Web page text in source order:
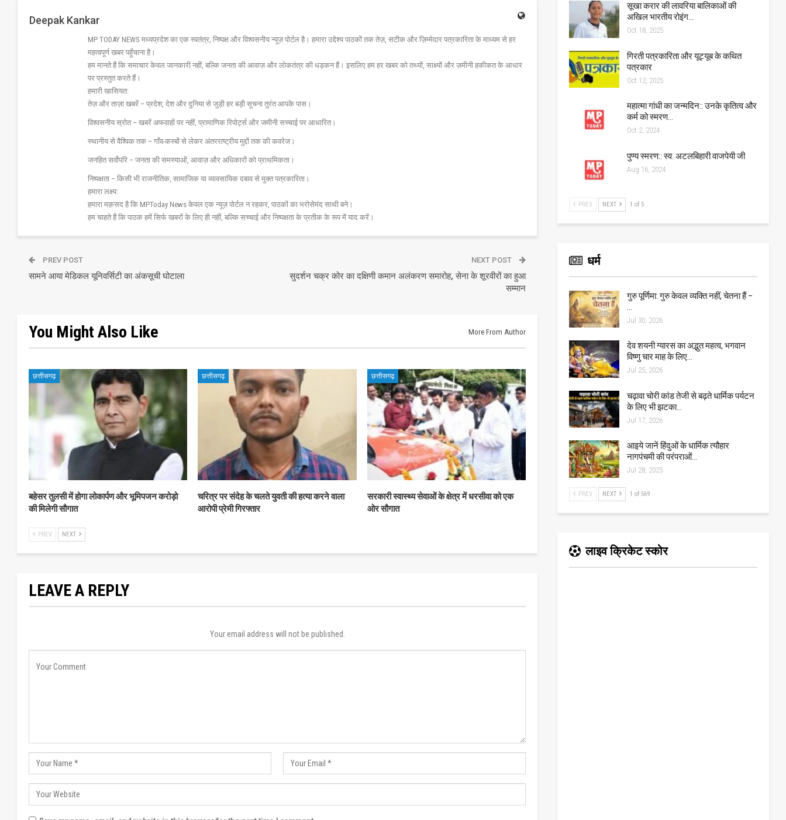
Deepak Kankar
MP TODAY NEWS मध्यप्रदेश का एक स्वतंत्र, निष्पक्ष और विश्वसनीय न्यूज़ पोर्टल है। हमारा उद्देश्य पाठकों तक तेज़, सटीक और ज़िम्मेदार पत्रकारिता के माध्यम से हर
महत्वपूर्ण खबर पहुँचाना है।
हम मानते हैं कि समाचार केवल जानकारी नहीं, बल्कि जनता की आवाज़ और लोकतंत्र की धड़कन हैं। इसलिए हम हर खबर को तथ्यों, साक्ष्यों और ज़मीनी हकीकत के आधार
पर प्रस्तुत करते हैं।
हमारी खासियत:
तेज़ और ताज़ा खबरें – प्रदेश, देश और दुनिया से जुड़ी हर बड़ी सूचना तुरंत आपके पास।
विश्वसनीय स्रोत – खबरें अफवाहों पर नहीं, प्रामाणिक रिपोर्ट्स और जमीनी सच्चाई पर आधारित।
स्थानीय से वैश्विक तक – गाँव-कस्बों से लेकर अंतरराष्ट्रीय मुद्दों तक की कवरेज।
जनहित सर्वोपरि – जनता की समस्याओं, आवाज़ और अधिकारों को प्राथमिकता।
निष्पक्षता – किसी भी राजनीतिक, सामाजिक या व्यावसायिक दबाव से मुक्त पत्रकारिता।
हमारा लक्ष्य:
हमारा मक़सद है कि MPToday News केवल एक न्यूज़ पोर्टल न रहकर, पाठकों का भरोसेमंद साथी बने।
हम चाहते हैं कि पाठक हमें सिर्फ खबरों के लिए ही नहीं, बल्कि सच्चाई और निष्पक्षता के प्रतीक के रूप में याद करें।
PREV POST
सामने आया मेडिकल यूनिवर्सिटी का अंकसूची घोटाला
NEXT POST
सुदर्शन चक्र कोर का दक्षिणी कमान अलंकरण समारोह, सेना के शूरवीरों का हुआ
सम्मान
You Might Also Like More From Author
छत्तीसगढ़
बहेसर तुलसी में होगा लोकार्पण और भूमिपजन करोड़ो
की मिलेगी सौगात
छत्तीसगढ़
चरित्र पर संदेह के चलते युवती की हत्या करने वाला
आरोपी प्रेमी गिरफ्तार
छत्तीसगढ़
सरकारी स्वास्थ्य सेवाओं के क्षेत्र में धरसीवा को एक
ओर सौगात
PREV NEXT
LEAVE A REPLY
Your email address will not be published.
सूखा करार की लावरिया बालिकाओं की
अखिल भारतीय रोइंग…
Oct 18, 2025
गिरती पत्रकारिता और यूट्यूब के कथित
पत्रकार
Oct 12, 2025
महात्मा गांधी का जन्मदिन:: उनके कृतित्व और
कर्म को स्मरण…
Oct 2, 2024
पुण्य स्मरण:: स्व. अटलबिहारी वाजपेयी जी
Aug 16, 2024
PREV NEXT 1 of 5
धर्म
गुरु पूर्णिमा: गुरु केवल व्यक्ति नहीं, चेतना हैं –
Jul 30, 2026
देव शयनी ग्यारस का अद्भुत महत्व, भगवान
विष्णु चार माह के लिए…
Jul 25, 2026
चढ़ावा चोरी कांड तेजी से बढ़ते धार्मिक पर्यटन
के लिए भी झटका…
Jul 17, 2026
आइये जानें हिंदुओं के धार्मिक त्यौहार
नागपंचमी की परंपराओं…
Jul 28, 2025
PREV NEXT 1 of 569
लाइव क्रिकेट स्कोर